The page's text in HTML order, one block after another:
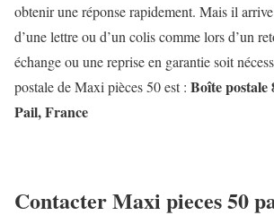
obtenir une réponse rapidement. Mais il
d’une lettre ou d’un colis comme lors d’un
échange ou une reprise en garantie soit
postale de Maxi pièces 50 est : Boîte postale
Pail, France
Contacter Maxi pieces 50